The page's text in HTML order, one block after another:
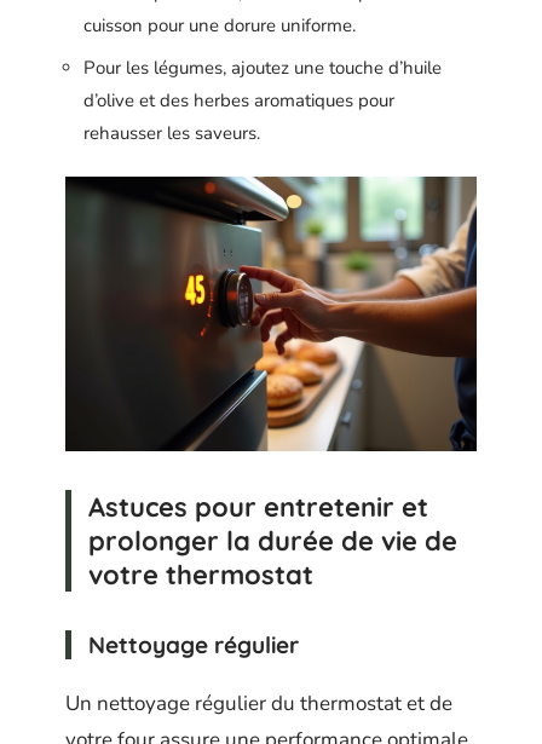
cuisson pour une dorure uniforme.
Pour les légumes, ajoutez une touche d’huile
d’olive et des herbes aromatiques pour
rehausser les saveurs.
Astuces pour entretenir et
prolonger la durée de vie de
votre thermostat
Nettoyage régulier
Un nettoyage régulier du thermostat et de